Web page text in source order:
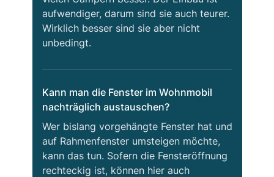
aufwendiger, darum sind sie auch teurer.
Wirklich besser sind sie aber nicht
unbedingt.
Kann man die Fenster im Wohnmobil
nachträglich austauschen?
Wer bislang vorgehängte Fenster hat und
auf Rahmenfenster umsteigen möchte,
kann das tun. Sofern die Fensteröffnung
rechteckig ist, können hier auch